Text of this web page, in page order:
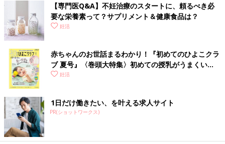
【専門医Q&A】不妊治療のスタートに、頼るべき必
要な栄養素って？サプリメント＆健康食品は？
妊活
赤ちゃんのお世話まるわかり！『初めてのひよこクラ
ブ 夏号』〈巻頭大特集〉初めての授乳がうまくい
く！ おっぱい・ミルクの基本と夏のトラブル 解決テ
妊活
1日だけ働きたい、を叶える求人サイト
PR(ショットワークス)